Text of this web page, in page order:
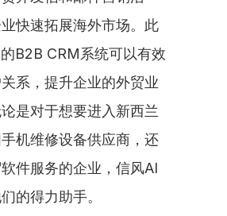
快速拓展海外市场。此
B2B CRM系统可以有效
系，提升企业的外贸业
是对于想要进入新西兰
机维修设备供应商，还
件服务的企业，信风AI
的得力助手。